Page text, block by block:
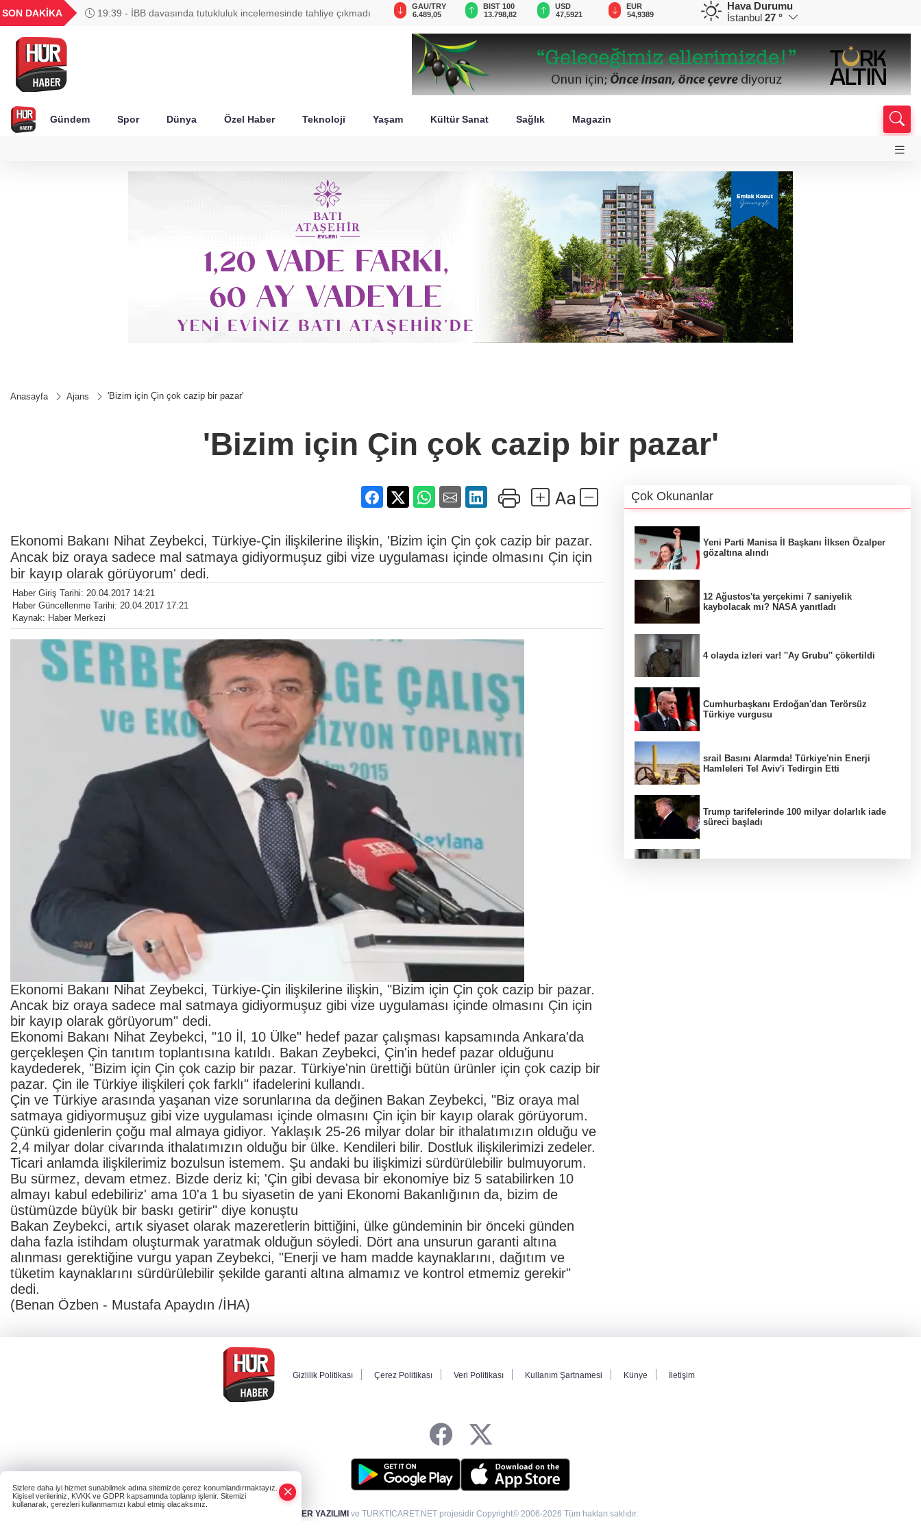
SON DAKİKA 19:39 - İBB davasında tutukluluk incelemesinde tahliye çıkmadı
UYU
1,1821
18,1997
16,2320
28,0626
0,0018
GAU/TRY
6.489,05
BIST 100
13.798,82
USD
47,5921
EUR
54,9389
GBP
64,1516
CHF
58,5605
Hava Durumu
İstanbul 27 °
Gündem Spor Dünya Özel Haber Teknoloji Yaşam Kültür Sanat Sağlık Magazin
Anasayfa Ajans 'Bizim için Çin çok cazip bir pazar'
'Bizim için Çin çok cazip bir pazar'
Ekonomi Bakanı Nihat Zeybekci, Türkiye-Çin ilişkilerine ilişkin, 'Bizim için Çin çok cazip bir pazar.
Ancak biz oraya sadece mal satmaya gidiyormuşuz gibi vize uygulaması içinde olmasını Çin için
bir kayıp olarak görüyorum' dedi.
Haber Giriş Tarihi: 20.04.2017 14:21
Haber Güncellenme Tarihi: 20.04.2017 17:21
Kaynak: Haber Merkezi
Ekonomi Bakanı Nihat Zeybekci, Türkiye-Çin ilişkilerine ilişkin, "Bizim için Çin çok cazip bir pazar.
Ancak biz oraya sadece mal satmaya gidiyormuşuz gibi vize uygulaması içinde olmasını Çin için
bir kayıp olarak görüyorum" dedi.
Ekonomi Bakanı Nihat Zeybekci, "10 İl, 10 Ülke" hedef pazar çalışması kapsamında Ankara'da
gerçekleşen Çin tanıtım toplantısına katıldı. Bakan Zeybekci, Çin'in hedef pazar olduğunu
kaydederek, "Bizim için Çin çok cazip bir pazar. Türkiye'nin ürettiği bütün ürünler için çok cazip bir
pazar. Çin ile Türkiye ilişkileri çok farklı" ifadelerini kullandı.
Çin ve Türkiye arasında yaşanan vize sorunlarına da değinen Bakan Zeybekci, "Biz oraya mal
satmaya gidiyormuşuz gibi vize uygulaması içinde olmasını Çin için bir kayıp olarak görüyorum.
Çünkü gidenlerin çoğu mal almaya gidiyor. Yaklaşık 25-26 milyar dolar bir ithalatımızın olduğu ve
2,4 milyar dolar civarında ithalatımızın olduğu bir ülke. Kendileri bilir. Dostluk ilişkilerimizi zedeler.
Ticari anlamda ilişkilerimiz bozulsun istemem. Şu andaki bu ilişkimizi sürdürülebilir bulmuyorum.
Bu sürmez, devam etmez. Bizde deriz ki; 'Çin gibi devasa bir ekonomiye biz 5 satabilirken 10
almayı kabul edebiliriz' ama 10'a 1 bu siyasetin de yani Ekonomi Bakanlığının da, bizim de
üstümüzde büyük bir baskı getirir" diye konuştu
Bakan Zeybekci, artık siyaset olarak mazeretlerin bittiğini, ülke gündeminin bir önceki günden
daha fazla istihdam oluşturmak yaratmak olduğun söyledi. Dört ana unsurun garanti altına
alınması gerektiğine vurgu yapan Zeybekci, "Enerji ve ham madde kaynaklarını, dağıtım ve
tüketim kaynaklarını sürdürülebilir şekilde garanti altına almamız ve kontrol etmemiz gerekir"
dedi.
(Benan Özben - Mustafa Apaydın /İHA)
Çok Okunanlar
Yeni Parti Manisa İl Başkanı İlksen Özalper
gözaltına alındı
12 Ağustos'ta yerçekimi 7 saniyelik
kaybolacak mı? NASA yanıtladı
4 olayda izleri var! ''Ay Grubu'' çökertildi
Cumhurbaşkanı Erdoğan'dan Terörsüz
Türkiye vurgusu
srail Basını Alarmda! Türkiye'nin Enerji
Hamleleri Tel Aviv'i Tedirgin Etti
Trump tarifelerinde 100 milyar dolarlık iade
süreci başladı
Gizlilik Politikası Çerez Politikası Veri Politikası Kullanım Şartnamesi Künye İletişim
HABER YAZILIMI ve TURKTICARET.NET projesidir Copyright© 2006-2026 Tüm hakları saklıdır.
Sizlere daha iyi hizmet sunabilmek adına sitemizde çerez konumlandırmaktayız.
Kişisel verileriniz, KVKK ve GDPR kapsamında toplanıp işlenir. Sitemizi
kullanarak, çerezleri kullanmamızı kabul etmiş olacaksınız.